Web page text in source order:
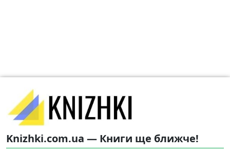
Knizhki.com.ua — Книги ще ближче!